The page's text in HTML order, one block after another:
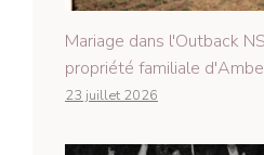
Mariage dans l'Outback
propriété familiale
23 juillet 2026